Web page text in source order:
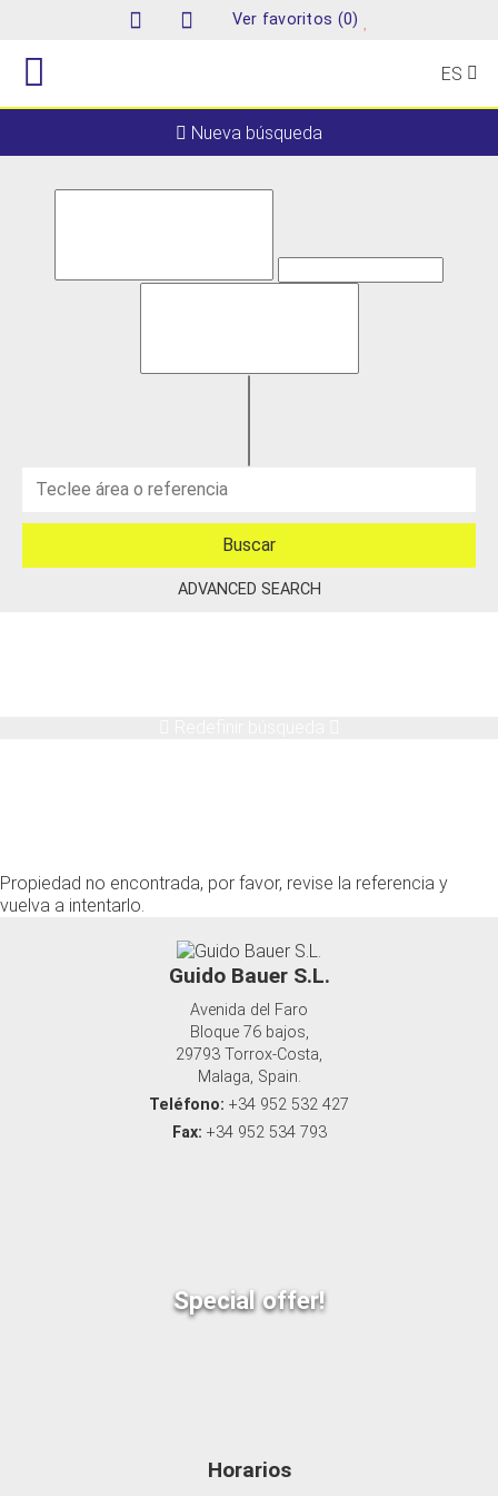
Ver favoritos (0)
ES
Nueva búsqueda
ADVANCED SEARCH
Propiedad no encontrada, por favor, revise la referencia y
vuelva a intentarlo.
Guido Bauer S.L.
Avenida del Faro
Bloque 76 bajos,
29793 Torrox-Costa,
Malaga, Spain.
Teléfono: +34 952 532 427
Fax: +34 952 534 793
Special offer!
Horarios